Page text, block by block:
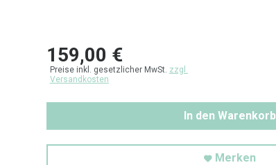
159,00 €
Preise inkl. gesetzlicher MwSt. zzgl.
Versandkosten
In den Warenkorb
Merken